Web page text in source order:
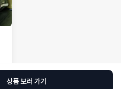
상품 보러 가기